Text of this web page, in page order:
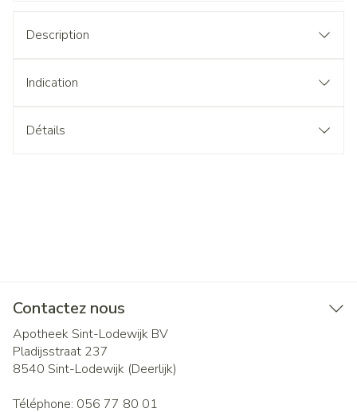
Description
Indication
Détails
Contactez nous
Apotheek Sint-Lodewijk BV
Pladijsstraat 237
8540 Sint-Lodewijk (Deerlijk)
Téléphone: 056 77 80 01